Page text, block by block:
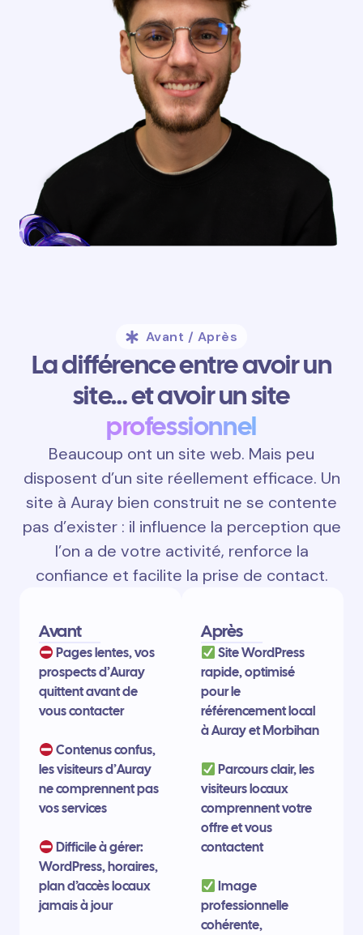
Avant / Après
La différence entre avoir un
site… et avoir un site
professionnel
Beaucoup ont un site web. Mais peu
disposent d’un site réellement efficace. Un
site à Auray bien construit ne se contente
pas d’exister : il influence la perception que
l’on a de votre activité, renforce la
confiance et facilite la prise de contact.
Avant
Pages lentes, vos
prospects d’Auray
quittent avant de
vous contacter
Contenus confus,
les visiteurs d’Auray
ne comprennent pas
vos services
Difficile à gérer:
WordPress, horaires,
plan d’accès locaux
jamais à jour
Après
Site WordPress
rapide, optimisé
pour le
référencement local
à Auray et Morbihan
Parcours clair, les
visiteurs locaux
comprennent votre
offre et vous
contactent
Image
professionnelle
cohérente,